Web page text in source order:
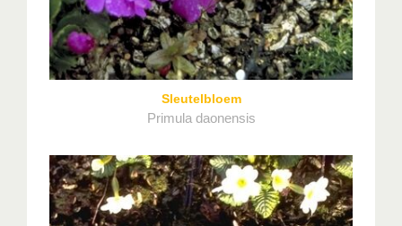
Sleutelbloem
Primula daonensis